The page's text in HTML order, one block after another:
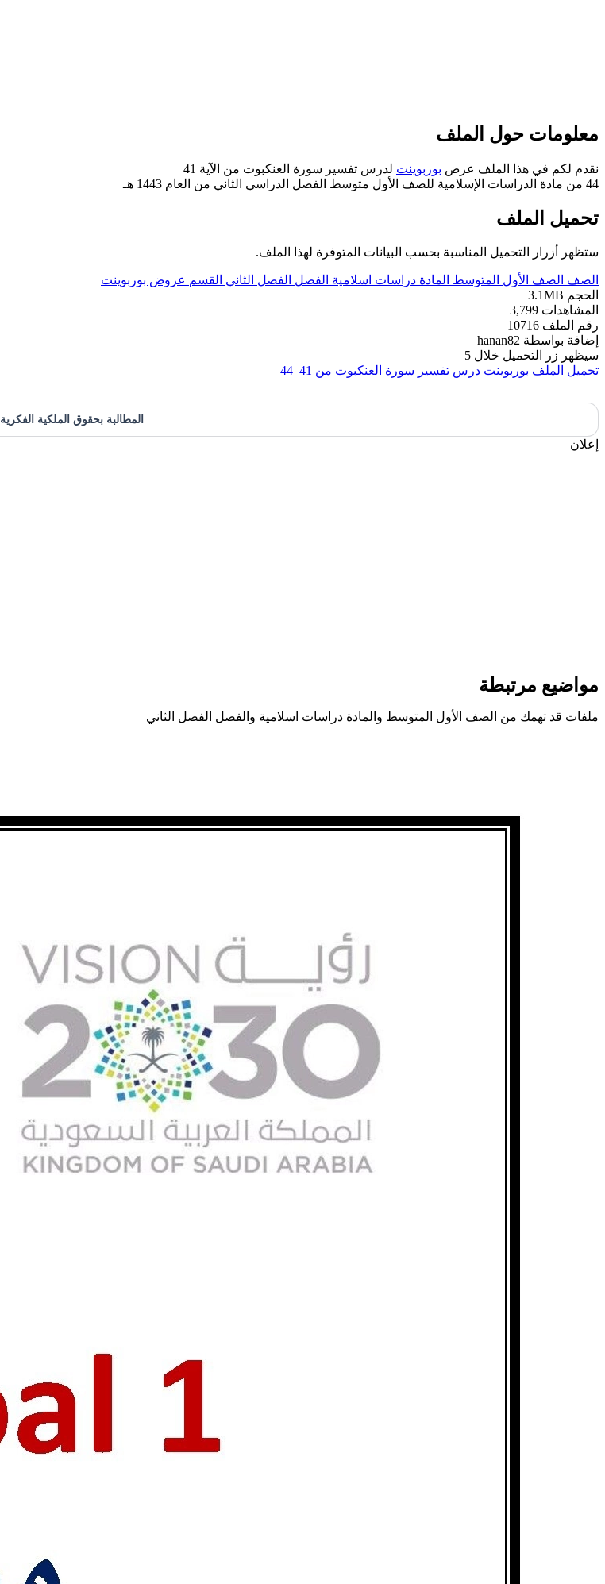
معلومات حول الملف
نقدم لكم في هذا الملف عرض بوربوينت لدرس تفسير سورة العنكبوت من الآية 41
44 من مادة الدراسات الإسلامية للصف الأول متوسط الفصل الدراسي الثاني من العام 1443 هـ
تحميل الملف
ستظهر أزرار التحميل المناسبة بحسب البيانات المتوفرة لهذا الملف.
الصف الصف الأول المتوسط المادة دراسات اسلامية الفصل الفصل الثاني القسم عروض بوربوينت
الحجم 3.1MB
المشاهدات 3,799
رقم الملف 10716
إضافة بواسطة hanan82
سيظهر زر التحميل خلال 5
تحميل الملف بوربوينت درس تفسير سورة العنكبوت من 41_44
المطالبة بحقوق الملكية الفكرية
إعلان
مواضيع مرتبطة
ملفات قد تهمك من الصف الأول المتوسط والمادة دراسات اسلامية والفصل الفصل الثاني